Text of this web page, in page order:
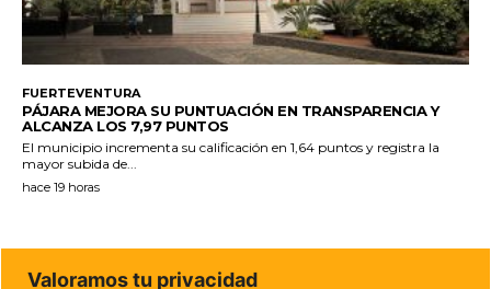
FUERTEVENTURA
PÁJARA MEJORA SU PUNTUACIÓN EN TRANSPARENCIA Y
ALCANZA LOS 7,97 PUNTOS
El municipio incrementa su calificación en 1,64 puntos y registra la
mayor subida de...
hace 19 horas